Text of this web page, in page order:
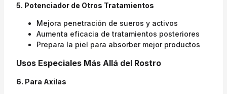
5. Potenciador de Otros Tratamientos
Mejora penetración de sueros y activos
Aumenta eficacia de tratamientos posteriores
Prepara la piel para absorber mejor productos
Usos Especiales Más Allá del Rostro
6. Para Axilas